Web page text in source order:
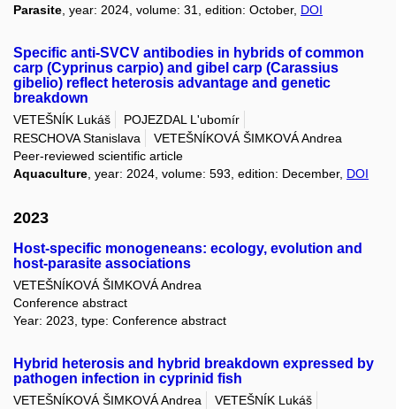
Parasite , year: 2024, volume: 31, edition: October, DOI
Specific anti-SVCV antibodies in hybrids of common
carp (Cyprinus carpio) and gibel carp (Carassius
gibelio) reflect heterosis advantage and genetic
breakdown
VETEŠNÍK Lukáš
POJEZDAL L'ubomír
RESCHOVA Stanislava
VETEŠNÍKOVÁ ŠIMKOVÁ Andrea
Peer-reviewed scientific article
Aquaculture, year: 2024, volume: 593, edition: December, DOI
2023
Host-specific monogeneans: ecology, evolution and
host-parasite associations
VETEŠNÍKOVÁ ŠIMKOVÁ Andrea
Conference abstract
Year: 2023, type: Conference abstract
Hybrid heterosis and hybrid breakdown expressed by
pathogen infection in cyprinid fish
VETEŠNÍKOVÁ ŠIMKOVÁ Andrea
VETEŠNÍK Lukáš